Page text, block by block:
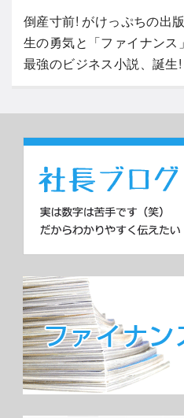
倒産寸前! がけっぷちの出
生の勇気と「ファイナンス
最強のビジネス小説、誕生!